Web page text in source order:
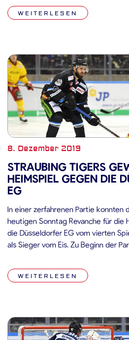
Bürgerhausfassade der Einhorn-
Aktion geht wie jedes Jahr
WEITERLESEN
8. Dezember 2019
STRAUBING TIGERS
HEIMSPIEL GEGEN DIE
EG
In einer zerfahrenen Partie konnten
heutigen Sonntag Revanche für die
die Düsseldorfer EG vom vierten
als Sieger vom Eis. Zu Beginn der
Unparteiischen schickten Benedikt
Beinstellen auf die Strafbank, im
WEITERLESEN